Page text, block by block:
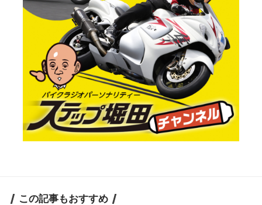
この記事もおすすめ